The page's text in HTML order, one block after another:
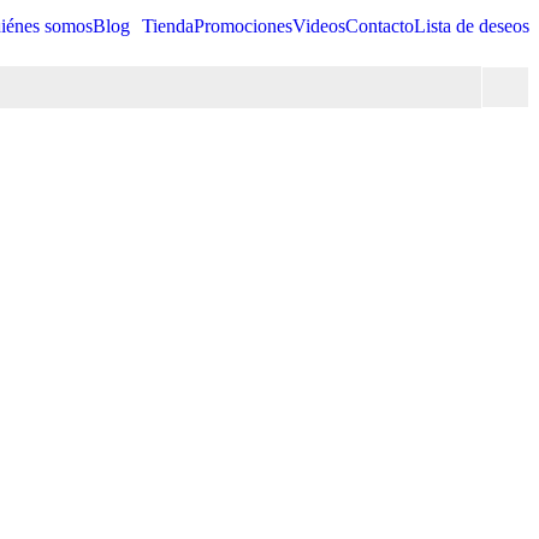
somosBlog TiendaPromocionesVideosContactoLista de deseos